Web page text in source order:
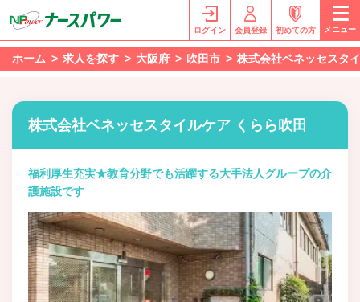
ログイン 会員登録 初めての方 メニュー
ホーム 求人を探す 大阪府 吹田市 株式会社ベネッセスタ
株式会社ベネッセスタイルケア くらら吹田
福利厚生充実★教育分野でも活躍する大手法人グループの介
護施設です